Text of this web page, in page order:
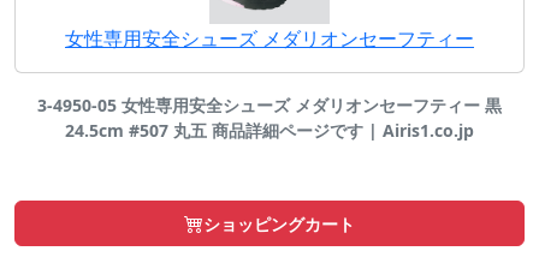
女性専用安全シューズ メダリオンセーフティー
3-4950-05 女性専用安全シューズ メダリオンセーフティー 黒
24.5cm #507 丸五 商品詳細ページです | Airis1.co.jp
ショッピングカート